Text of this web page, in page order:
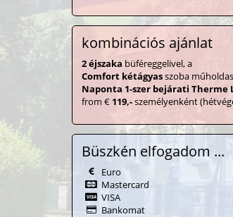
kombinációs ajánlat
2éjszaka büféreggelivel, a
Comfort kétágyasszoba műholdas
Naponta 1-szer bejárati Therme
from € 119,-személyenként
Büszkén elfogadom ...
Euro
Mastercard
VISA
Bankomat